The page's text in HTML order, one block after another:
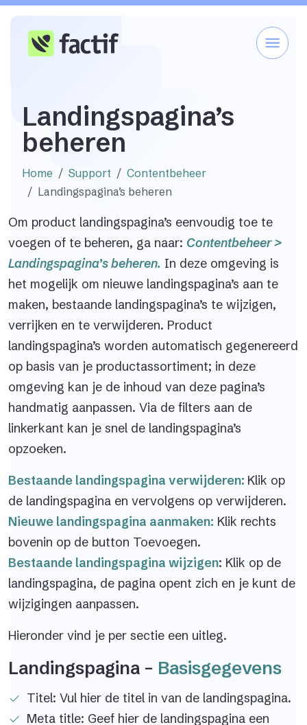
Landingspagina’s
beheren
Home Support
Contentbeheer
Landingspagina’s beheren
Om product landingspagina’s eenvoudig toe te
voegen of te beheren, ga naar: Contentbeheer >
Landingspagina’s beheren. In deze omgeving is
het mogelijk om nieuwe landingspagina’s aan te
maken, bestaande landingspagina’s te wijzigen,
verrijken en te verwijderen. Product
landingspagina’s worden automatisch gegenereerd
op basis van je productassortiment; in deze
omgeving kan je de inhoud van deze pagina’s
handmatig aanpassen. Via de filters aan de
linkerkant kan je snel de landingspagina’s
opzoeken.
Bestaande landingspagina verwijderen: Klik op
de landingspagina en vervolgens op verwijderen.
Nieuwe landingspagina aanmaken: Klik rechts
bovenin op de button Toevoegen.
Bestaande landingspagina wijzigen: Klik op de
landingspagina, de pagina opent zich en je kunt de
wijzigingen aanpassen.
Hieronder vind je per sectie een uitleg.
Landingspagina – Basisgegevens
Titel: Vul hier de titel in van de landingspagina.
Meta title: Geef hier de landingspagina een